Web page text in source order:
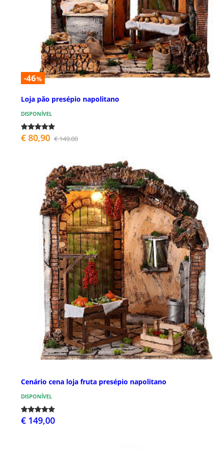
-46%
Loja pão presépio napolitano
DISPONÍVEL
€ 80,90 € 149,00
Cenário cena loja fruta presépio napolitano
DISPONÍVEL
€ 149,00